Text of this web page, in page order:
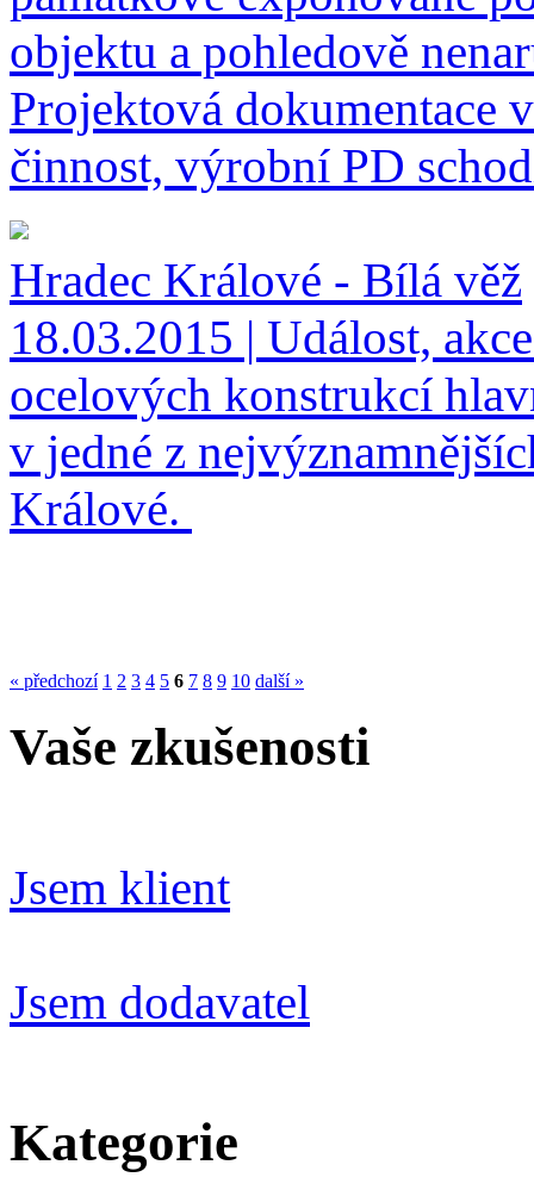
objektu a pohledově
Projektová dokumentace
činnost, výrobní PD
Hradec Králové - Bílá věž
18.03.2015 | Událost,
ocelových konstrukcí
v jedné z
Králové.
« předchozí 1 2 3 4 5 6 7 8 9 10 další »
Vaše zkušenosti
Jsem klient
Jsem dodavatel
Kategorie